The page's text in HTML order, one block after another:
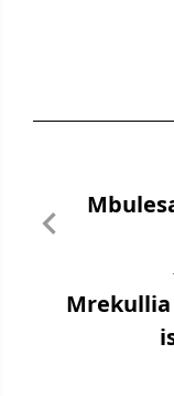
Mrekullia